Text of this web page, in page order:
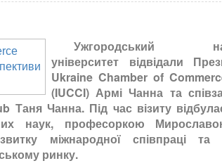
Ужгородський
університет відвідали
Ukraine Chamber of
(IUCCI) Армі Чанна та
Чанна. Під час візиту
наук, професоркою
міжнародної співпраці та
ринку.